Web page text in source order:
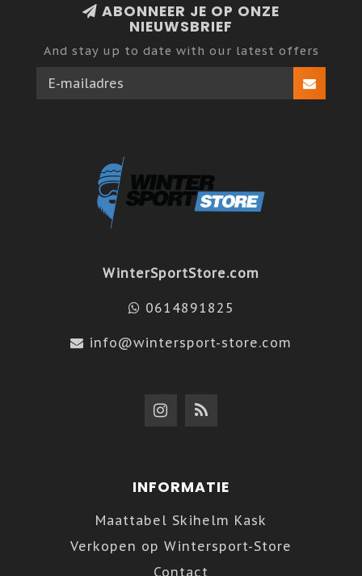
ABONNEER JE OP ONZE
NIEUWSBRIEF
And stay up to date with our latest offers
WinterSportStore.com
0614891825
info@wintersport-store.com
INFORMATIE
Maattabel Skihelm Kask
Verkopen op Wintersport-Store
Contact